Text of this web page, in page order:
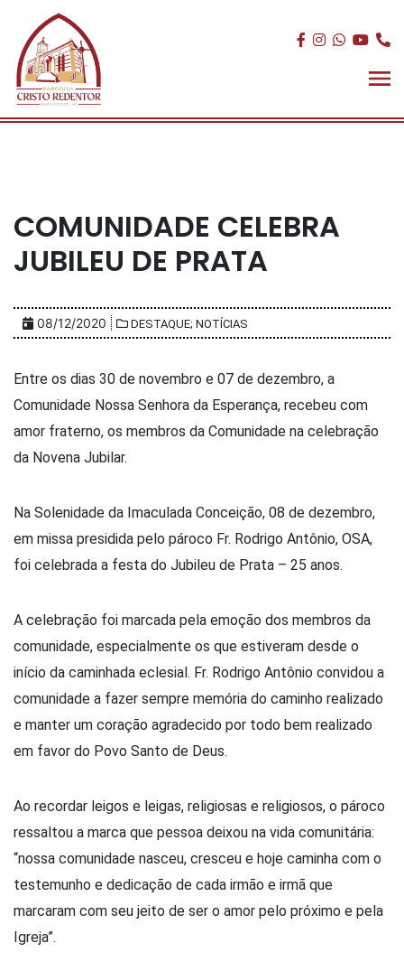
COMUNIDADE CELEBRA
JUBILEU DE PRATA
08/12/2020 DESTAQUE; NOTÍCIAS
Entre os dias 30 de novembro e 07 de dezembro, a
Comunidade Nossa Senhora da Esperança, recebeu com
amor fraterno, os membros da Comunidade na celebração
da Novena Jubilar.
Na Solenidade da Imaculada Conceição, 08 de dezembro,
em missa presidida pelo pároco Fr. Rodrigo Antônio, OSA,
foi celebrada a festa do Jubileu de Prata – 25 anos.
A celebração foi marcada pela emoção dos membros da
comunidade, especialmente os que estiveram desde o
início da caminhada eclesial. Fr. Rodrigo Antônio convidou a
comunidade a fazer sempre memória do caminho realizado
e manter um coração agradecido por todo bem realizado
em favor do Povo Santo de Deus.
Ao recordar leigos e leigas, religiosas e religiosos, o pároco
ressaltou a marca que pessoa deixou na vida comunitária:
“nossa comunidade nasceu, cresceu e hoje caminha com o
testemunho e dedicação de cada irmão e irmã que
marcaram com seu jeito de ser o amor pelo próximo e pela
Igreja”.